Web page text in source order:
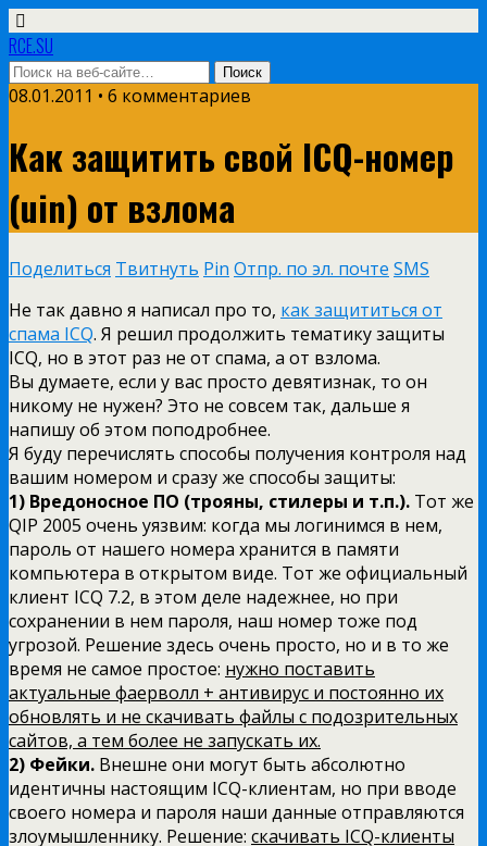
RCE.SU
08.01.2011 • 6 комментариев
Как защитить свой ICQ-номер
(uin) от взлома
Поделиться Твитнуть Pin Отпр. по эл. почте SMS
Не так давно я написал про то, как защититься от
спама ICQ. Я решил продолжить тематику защиты
ICQ, но в этот раз не от спама, а от взлома.
Вы думаете, если у вас просто девятизнак, то он
никому не нужен? Это не совсем так, дальше я
напишу об этом поподробнее.
Я буду перечислять способы получения контроля над
вашим номером и сразу же способы защиты:
1) Вредоносное ПО (трояны, стилеры и т.п.). Тот же
QIP 2005 очень уязвим: когда мы логинимся в нем,
пароль от нашего номера хранится в памяти
компьютера в открытом виде. Тот же официальный
клиент ICQ 7.2, в этом деле надежнее, но при
сохранении в нем пароля, наш номер тоже под
угрозой. Решение здесь очень просто, но и в то же
время не самое простое: нужно поставить
актуальные фаерволл + антивирус и постоянно их
обновлять и не скачивать файлы с подозрительных
сайтов, а тем более не запускать их.
2) Фейки. Внешне они могут быть абсолютно
идентичны настоящим ICQ-клиентам, но при вводе
своего номера и пароля наши данные отправляются
злоумышленнику. Решение: скачивать ICQ-клиенты